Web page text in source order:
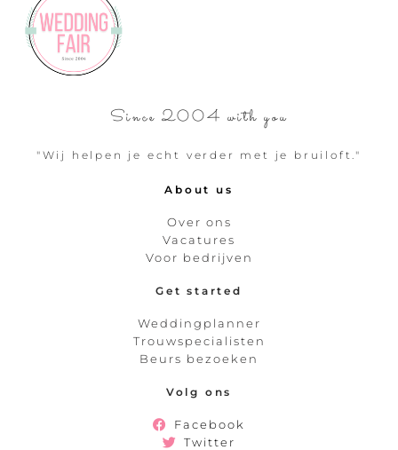
Since 2004 with you
"Wij helpen je echt verder met je bruiloft."
About us
Over ons
Vacatures
Voor bedrijven
Get started
Weddingplanner
Trouwspecialisten
Beurs bezoeken
Volg ons
Facebook
Twitter